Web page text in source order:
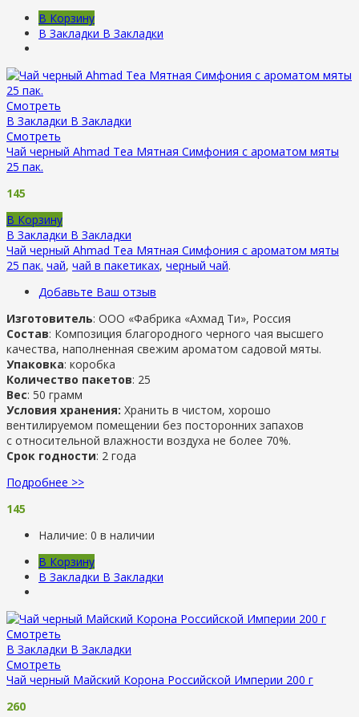
В Корзину
В Закладки В Закладки
Смотреть
В Закладки В Закладки
Смотреть
Чай черный Ahmad Tea Мятная Симфония с ароматом мяты
25 пак.
145
В Корзину
В Закладки В Закладки
Чай черный Ahmad Tea Мятная Симфония с ароматом мяты
25 пак. чай, чай в пакетиках, черный чай.
Добавьте Ваш отзыв
Изготовитель: ООО «Фабрика «Ахмад Ти», Россия
Состав: Композиция благородного черного чая высшего
качества, наполненная свежим ароматом садовой мяты.
Упаковка: коробка
Количество пакетов: 25
Вес: 50 грамм
Условия хранения: Хранить в чистом, хорошо
вентилируемом помещении без посторонних запахов
с относительной влажности воздуха не более 70%.
Срок годности: 2 года
Подробнее >>
145
Наличие: 0 в наличии
В Корзину
В Закладки В Закладки
Смотреть
В Закладки В Закладки
Смотреть
Чай черный Майский Корона Российской Империи 200 г
260